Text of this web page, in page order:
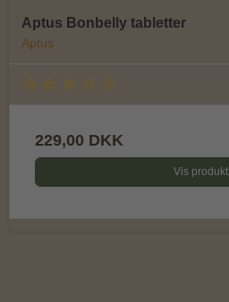
Aptus Bonbelly tabletter
Aptus
229,00 DKK
Vis produkt